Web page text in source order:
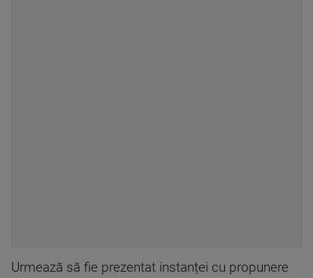
Urmează să fie prezentat instanței cu propunere